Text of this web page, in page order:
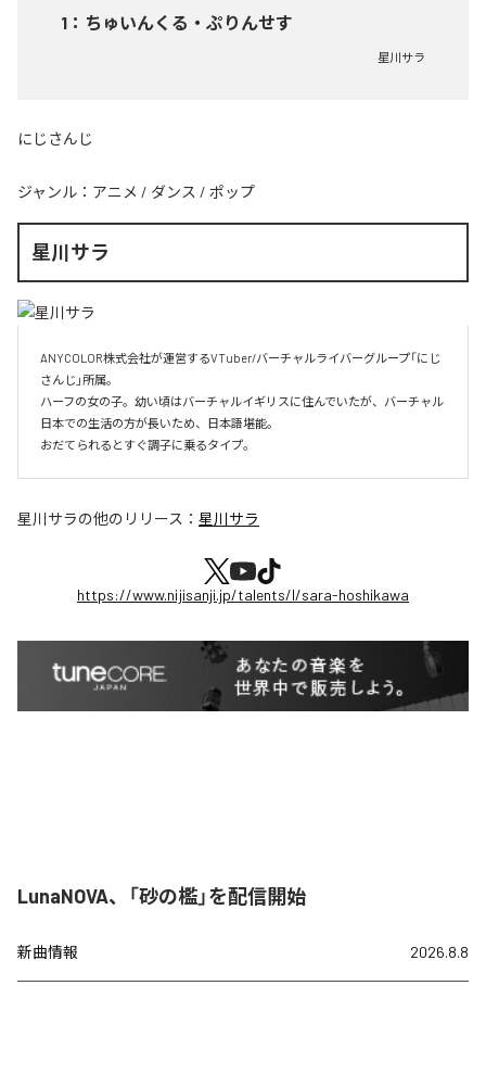
1 ： ちゅいんくる・ぷりんせす
星川サラ
にじさんじ
ジャンル： アニメ / ダンス / ポップ
星川サラ
ANYCOLOR株式会社が運営するVTuber/バーチャルライバーグループ「にじ
さんじ」所属。
ハーフの女の子。幼い頃はバーチャルイギリスに住んでいたが、バーチャル
日本での生活の方が長いため、日本語堪能。
おだてられるとすぐ調子に乗るタイプ。
星川サラの他のリリース： 星川サラ
https://www.nijisanji.jp/talents/l/sara-hoshikawa
LunaNOVA、「砂の檻」を配信開始
新曲情報 2026.8.8